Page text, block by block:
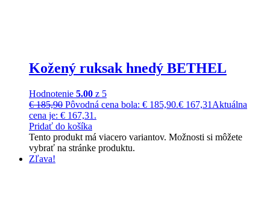
Kožený ruksak hnedý BETHEL
Hodnotenie 5.00 z 5
€185,90 Pôvodná cena bola: € 185,90.€ 167,31 Aktuálna
cena je: € 167,31.
Pridať do košíka
Tento produkt má viacero variantov. Možnosti si môžete
vybrať na stránke produktu.
Zľava!